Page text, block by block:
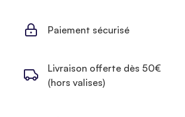
Paiement sécurisé
Livraison offerte dès 50€
(hors valises)